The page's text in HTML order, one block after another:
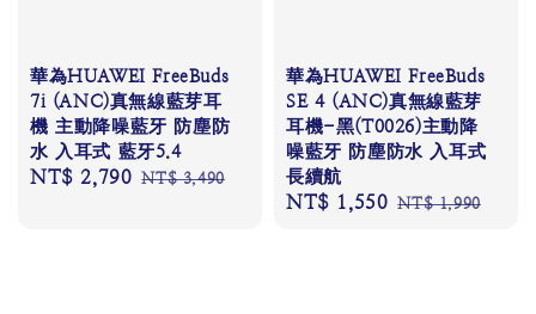
華為HUAWEI FreeBuds
7i (ANC)真無線藍芽耳
機 主動降噪藍牙 防塵防
水 入耳式 藍牙5.4
Sale
NT$ 2,790 Regular
NT$ 3,490
華為HUAWEI FreeBuds
SE 4 (ANC)真無線藍芽
耳機-黑(T0026)主動降
噪藍牙 防塵防水 入耳式
長續航
Sale
NT$ 1,550 Regular
NT$ 1,990